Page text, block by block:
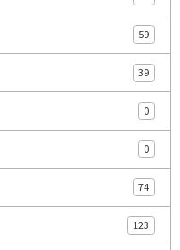
59
39
0
0
74
123